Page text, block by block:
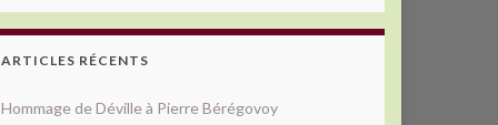
ARTICLES RÉCENTS
Hommage de Déville à Pierre Bérégovoy